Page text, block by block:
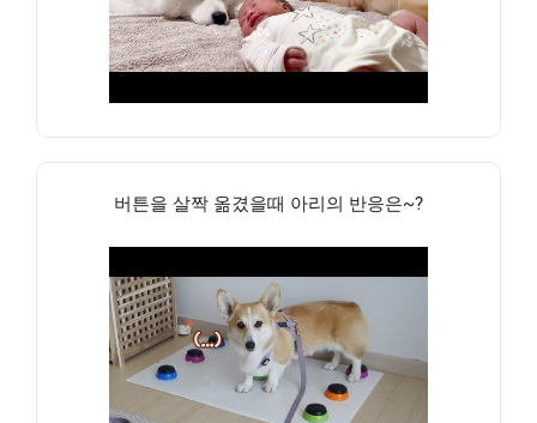
버튼을 살짝 옮겼을때 아리의 반응은~?